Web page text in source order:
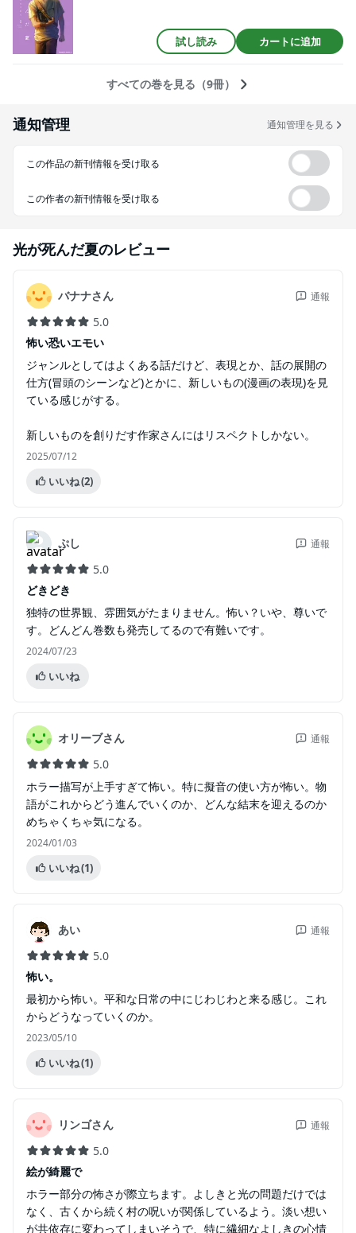
試し読み カートに追加
すべての巻を見る（9冊）
通知管理 通知管理を見る
この作品の新刊情報を受け取る
この作者の新刊情報を受け取る
光が死んだ夏のレビュー
バナナさん 通報
5.0
怖い恐いエモい
ジャンルとしてはよくある話だけど、表現とか、話の展開の
仕方(冒頭のシーンなど)とかに、新しいもの(漫画の表現)を見
ている感じがする。
新しいものを創りだす作家さんにはリスペクトしかない。
2025/07/12
いいね(2)
ぷし 通報
5.0
どきどき
独特の世界観、雰囲気がたまりません。怖い？いや、尊いで
す。どんどん巻数も発売してるので有難いです。
2024/07/23
いいね
オリーブさん 通報
5.0
ホラー描写が上手すぎて怖い。特に擬音の使い方が怖い。物
語がこれからどう進んでいくのか、どんな結末を迎えるのか
めちゃくちゃ気になる。
2024/01/03
いいね(1)
あい 通報
5.0
怖い。
最初から怖い。平和な日常の中にじわじわと来る感じ。これ
からどうなっていくのか。
2023/05/10
いいね(1)
リンゴさん 通報
5.0
絵が綺麗で
ホラー部分の怖さが際立ちます。よしきと光の問題だけでは
なく、古くから続く村の呪いが関係しているよう。淡い想い
が共依存に変わってしまいそうで、特に繊細なよしきの心情